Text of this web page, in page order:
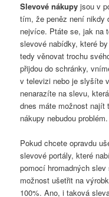
Slevové nákupy jsou v
tím, že peněz není nikdy
nejvíce. Ptáte se, jak na
slevové nabídky, které
tedy věnovat trochu
přijdou do schránky,
v televizi nebo je slyšíte
nenarazíte na slevu,
dnes máte možnost
nákupy nebudou problém.
Pokud chcete opravdu
slevové portály, které
pomocí hromadných
možnost ušetřit na
100%. Ano, i taková